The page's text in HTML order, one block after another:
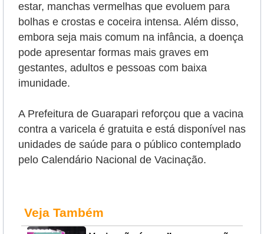
estar, manchas vermelhas que evoluem para
bolhas e crostas e coceira intensa. Além disso,
embora seja mais comum na infância, a doença
pode apresentar formas mais graves em
gestantes, adultos e pessoas com baixa
imunidade.
A Prefeitura de Guarapari reforçou que a vacina
contra a varicela é gratuita e está disponível nas
unidades de saúde para o público contemplado
pelo Calendário Nacional de Vacinação.
Veja Também